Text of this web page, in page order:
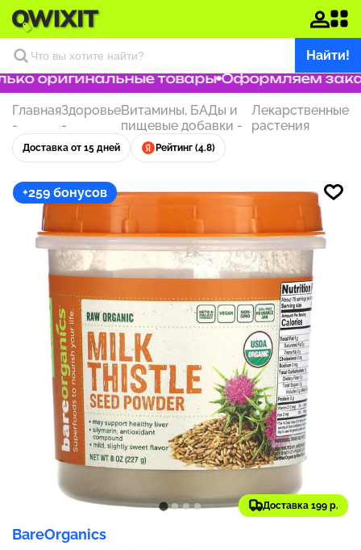
Найти!
оригинальные товары Оформляем заказ
Главная
-
Здоровье
-
Витамины, БАДы и
пищевые добавки -
Лекарственные
растения
Доставка от 15 дней Рейтинг (4.8)
+259 бонусов
Доставка 199 р.
BareOrganics